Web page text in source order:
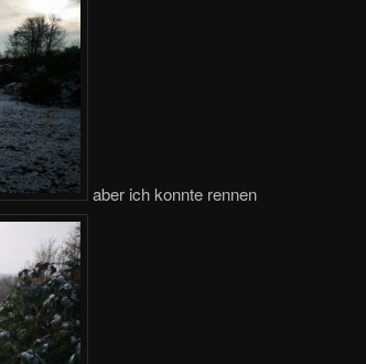
aber ich konnte rennen